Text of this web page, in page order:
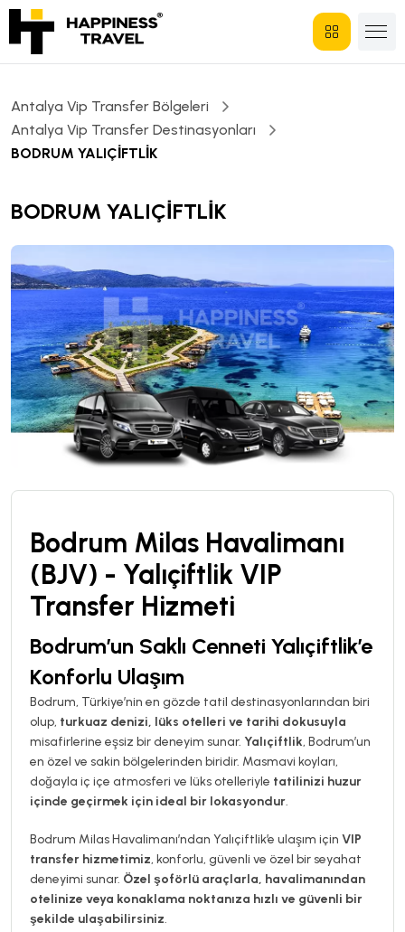
Antalya Vip Transfer Bölgeleri
Antalya Vip Transfer Destinasyonları
BODRUM YALIÇİFTLİK
BODRUM YALIÇİFTLİK
Bodrum Milas Havalimanı
(BJV) - Yalıçiftlik VIP
Transfer Hizmeti
Bodrum’un Saklı Cenneti Yalıçiftlik’e
Konforlu Ulaşım
Bodrum, Türkiye’nin en gözde tatil destinasyonlarından biri
olup, turkuaz denizi, lüks otelleri ve tarihi dokusuyla
misafirlerine eşsiz bir deneyim sunar. Yalıçiftlik, Bodrum’un
en özel ve sakin bölgelerinden biridir. Masmavi koyları,
doğayla iç içe atmosferi ve lüks otelleriyle tatilinizi huzur
içinde geçirmek için ideal bir lokasyondur.
Bodrum Milas Havalimanı’ndan Yalıçiftlik’e ulaşım için VIP
transfer hizmetimiz, konforlu, güvenli ve özel bir seyahat
deneyimi sunar. Özel şoförlü araçlarla, havalimanından
otelinize veya konaklama noktanıza hızlı ve güvenli bir
şekilde ulaşabilirsiniz.